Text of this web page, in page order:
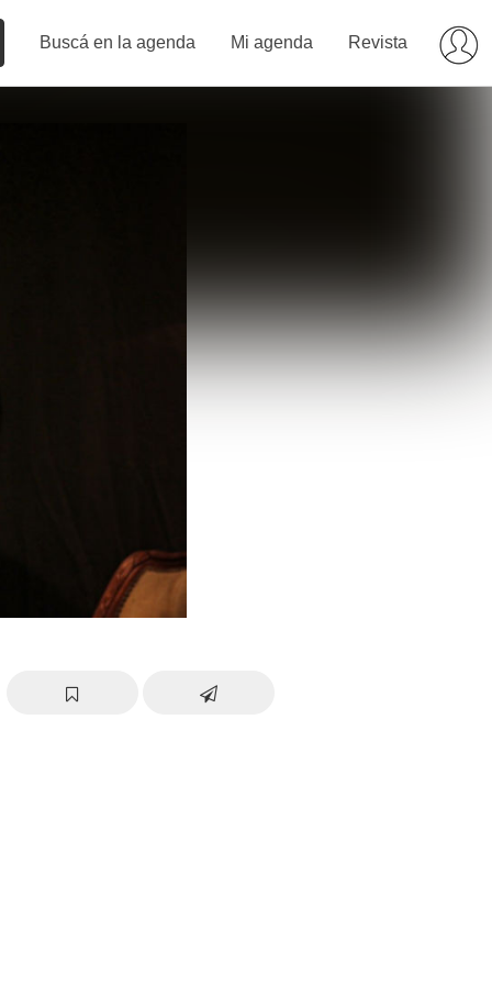
Buscá en la agenda Mi agenda Revista